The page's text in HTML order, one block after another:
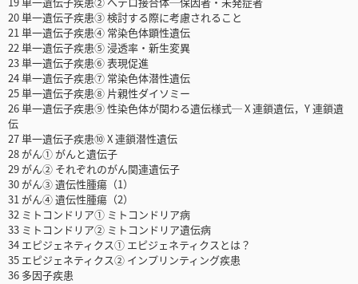
20 単一遺伝子疾患③ 検討する際に考慮されること
21 単一遺伝子疾患④ 常染色体顕性遺伝
22 単一遺伝子疾患⑤ 浸透率・新生変異
23 単一遺伝子疾患⑥ 表現促進
24 単一遺伝子疾患⑦ 常染色体潜性遺伝
25 単一遺伝子疾患⑧ 片親性ダイソミー
26 単一遺伝子疾患⑨ 性染色体が関わる遺伝様式─ X 連鎖遺伝，Y 連鎖遺
伝
27 単一遺伝子疾患⑩ X 連鎖潜性遺伝
28 がん① がんと遺伝子
29 がん② それぞれのがん関連遺伝子
30 がん③ 遺伝性腫瘍（1）
31 がん④ 遺伝性腫瘍（2）
32 ミトコンドリア① ミトコンドリア病
33 ミトコンドリア② ミトコンドリア遺伝病
34 エピジェネティクス① エピジェネティクスとは？
35 エピジェネティクス② インプリンティング疾患
36 多因子疾患